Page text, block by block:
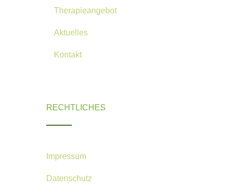
Therapieangebot
Aktuelles
Kontakt
RECHTLICHES
Impressum
Datenschutz